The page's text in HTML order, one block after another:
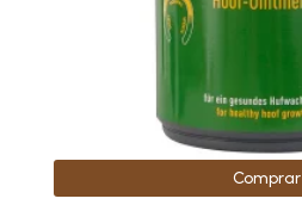
Comprar